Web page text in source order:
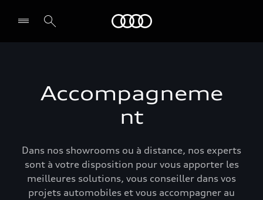
Accompagneme
nt
Dans nos showrooms ou à distance, nos experts
sont à votre disposition pour vous apporter les
meilleures solutions, vous conseiller dans vos
projets automobiles et vous accompagner au